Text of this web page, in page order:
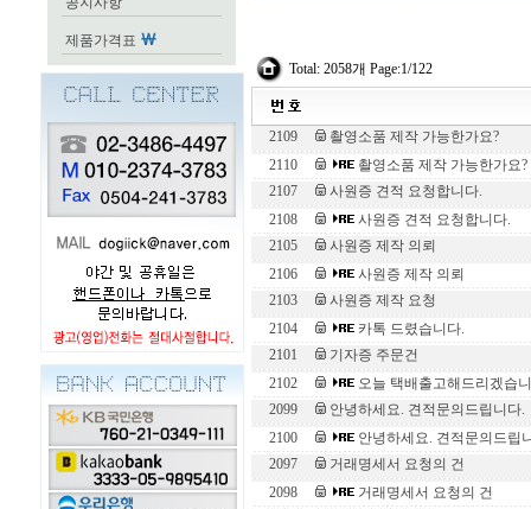
제품가격표
Total: 2058개 Page:1/122
2109
촬영소품 제작 가능한가요?
2110
촬영소품 제작 가능한가요?
2107
사원증 견적 요청합니다.
2108
사원증 견적 요청합니다.
2105
사원증 제작 의뢰
2106
사원증 제작 의뢰
2103
사원증 제작 요청
2104
카톡 드렸습니다.
2101
기자증 주문건
2102
오늘 택배출고해드리겠습
2099
안녕하세요. 견적문의드립니다.
2100
안녕하세요. 견적문의드립
2097
거래명세서 요청의 건
2098
거래명세서 요청의 건